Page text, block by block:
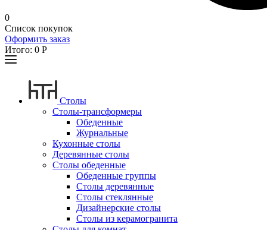
0
Список покупок
Оформить заказ
Итого: 0 Р
Столы
Столы-трансформеры
Обеденные
Журнальные
Кухонные столы
Деревянные столы
Столы обеденные
Обеденные группы
Столы деревянные
Столы стеклянные
Дизайнерские столы
Столы из керамогранита